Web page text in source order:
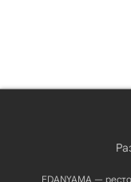
EDANYAMA —